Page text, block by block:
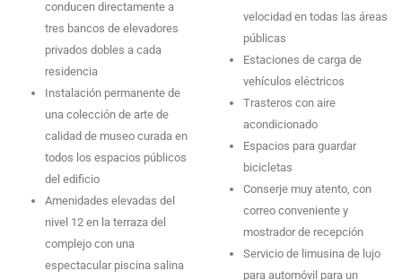
conducen directamente a
tres bancos de elevadores
privados dobles a cada
residencia
Instalación permanente de
una colección de arte de
calidad de museo curada en
todos los espacios públicos
del edificio
Amenidades elevadas del
nivel 12 en la terraza del
complejo con una
espectacular piscina salina
velocidad en todas las áreas
públicas
Estaciones de carga de
vehículos eléctricos
Trasteros con aire
acondicionado
Espacios para guardar
bicicletas
Conserje muy atento, con
correo conveniente y
mostrador de recepción
Servicio de limusina de lujo
para automóvil para un